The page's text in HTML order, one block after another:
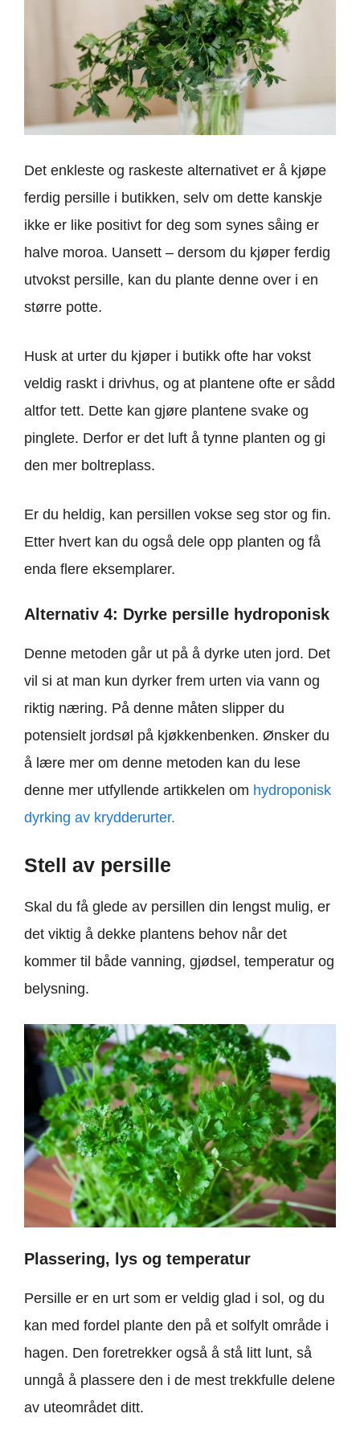
Det enkleste og raskeste alternativet er å kjøpe
ferdig persille i butikken, selv om dette kanskje
ikke er like positivt for deg som synes såing er
halve moroa. Uansett – dersom du kjøper ferdig
utvokst persille, kan du plante denne over i en
større potte.
Husk at urter du kjøper i butikk ofte har vokst
veldig raskt i drivhus, og at plantene ofte er sådd
altfor tett. Dette kan gjøre plantene svake og
pinglete. Derfor er det luft å tynne planten og gi
den mer boltreplass.
Er du heldig, kan persillen vokse seg stor og fin.
Etter hvert kan du også dele opp planten og få
enda flere eksemplarer.
Alternativ 4: Dyrke persille hydroponisk
Denne metoden går ut på å dyrke uten jord. Det
vil si at man kun dyrker frem urten via vann og
riktig næring. På denne måten slipper du
potensielt jordsøl på kjøkkenbenken. Ønsker du
å lære mer om denne metoden kan du lese
denne mer utfyllende artikkelen om hydroponisk
dyrking av krydderurter.
Stell av persille
Skal du få glede av persillen din lengst mulig, er
det viktig å dekke plantens behov når det
kommer til både vanning, gjødsel, temperatur og
belysning.
Plassering, lys og temperatur
Persille er en urt som er veldig glad i sol, og du
kan med fordel plante den på et solfylt område i
hagen. Den foretrekker også å stå litt lunt, så
unngå å plassere den i de mest trekkfulle delene
av uteområdet ditt.